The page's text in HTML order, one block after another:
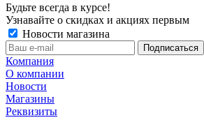
Будьте всегда в курсе!
Узнавайте о скидках и акциях первым
Новости магазина
Компания
О компании
Новости
Магазины
Реквизиты